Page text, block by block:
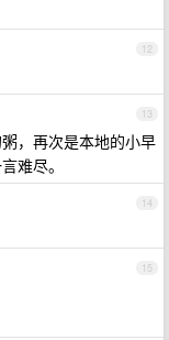
12
13
，再次是本地的小早
难尽。
14
15